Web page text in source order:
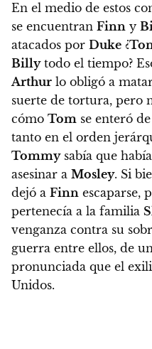
En el medio de estos
se encuentran Finn y
atacados por Duke ¿
Billytodo el tiempo?
Arthur lo obligó a
suerte de tortura, pero
cómo Tom se enteró
tanto en el orden
Tommysabía que
asesinar a Mosley. Si
dejó a Finn escaparse,
pertenecía a la familia
venganza contra su
guerra entre ellos, de
pronunciada que el
Unidos.